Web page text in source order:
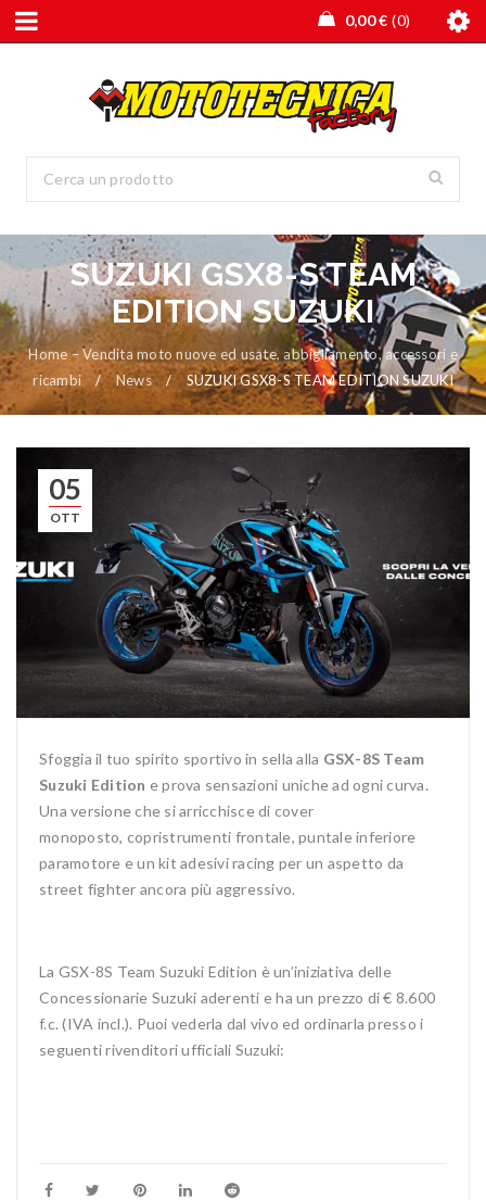
0,00€ 0
SUZUKI GSX8-S TEAM
EDITION SUZUKI
Home – Vendita moto nuove ed usate, abbigliamento, accessori e
ricambi
/ News / SUZUKI GSX8-S TEAM EDITION SUZUKI
05
OTT
Sfoggia il tuo spirito sportivo in sella alla GSX-8S Team
Suzuki Edition e prova sensazioni uniche ad ogni curva.
Una versione che si arricchisce di cover
monoposto, copristrumenti frontale, puntale inferiore
paramotore e un kit adesivi racing per un aspetto da
street fighter ancora più aggressivo.
La GSX-8S Team Suzuki Edition è un’iniziativa delle
Concessionarie Suzuki aderenti e ha un prezzo di € 8.600
f.c. (IVA incl.). Puoi vederla dal vivo ed ordinarla presso i
seguenti rivenditori ufficiali Suzuki: